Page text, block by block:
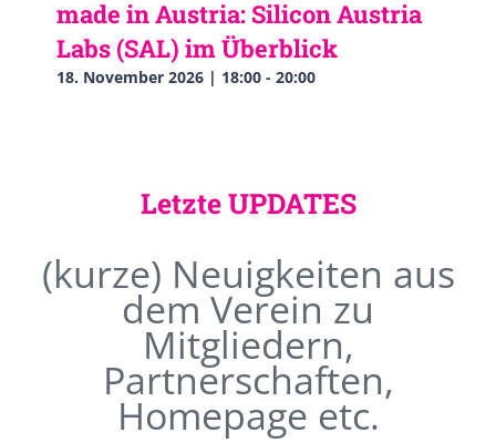
made in Austria: Silicon Austria
Labs (SAL) im Überblick
18. November 2026 | 18:00 - 20:00
Letzte UPDATES
(kurze) Neuigkeiten aus
dem Verein zu
Mitgliedern,
Partnerschaften,
Homepage etc.